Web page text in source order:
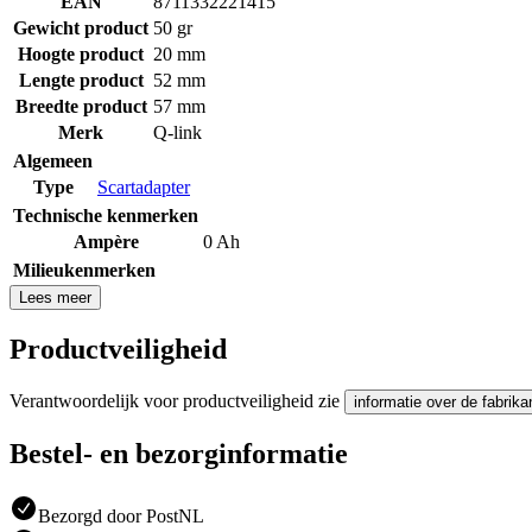
Gewicht product 50 gr
Hoogte product 20 mm
Lengte product 52 mm
Breedte product 57 mm
Merk
Q-link
Algemeen
Type
Scartadapter
Technische kenmerken
Ampère
0 Ah
Milieukenmerken
Lees meer
Productveiligheid
Verantwoordelijk voor productveiligheid zie informatie over de
Bestel- en bezorginformatie
Bezorgd door PostNL